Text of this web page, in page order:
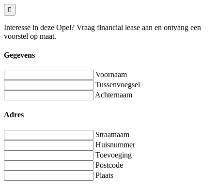
Interesse in deze Opel? Vraag financial lease aan en ontvang een
voorstel op maat.
Gegevens
Voornaam
Tussenvoegsel
Achternaam
Adres
Straatnaam
Huisnummer
Toevoeging
Postcode
Plaats